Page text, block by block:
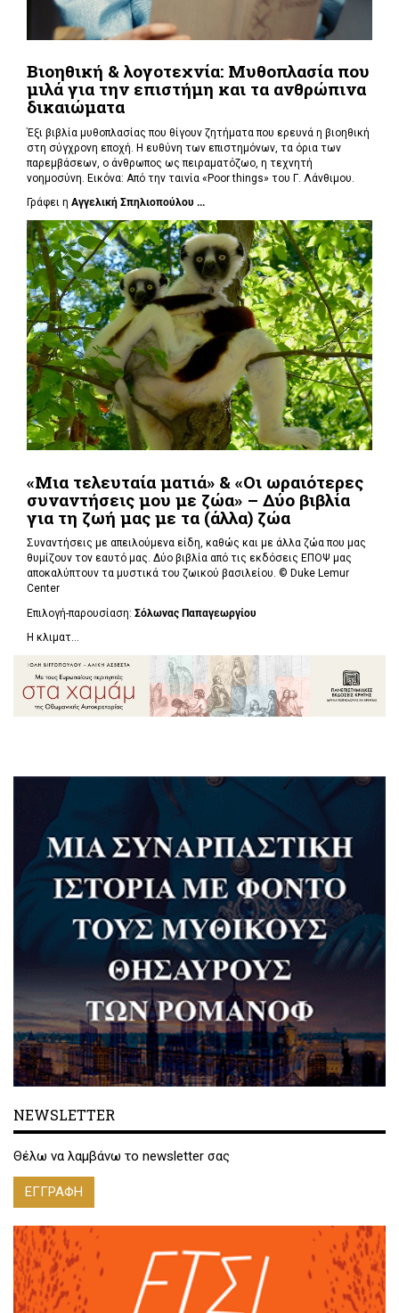
Βιοηθική & λογοτεχνία: Μυθοπλασία που
μιλά για την επιστήμη και τα ανθρώπινα
δικαιώματα
Έξι βιβλία μυθοπλασίας που θίγουν ζητήματα που ερευνά η βιοηθική
στη σύγχρονη εποχή. Η ευθύνη των επιστημόνων, τα όρια των
παρεμβάσεων, ο άνθρωπος ως πειραματόζωο, η τεχνητή
νοημοσύνη. Εικόνα: Από την ταινία «Poor things» του Γ. Λάνθιμου.
Γράφει η Αγγελική Σπηλιοπούλου ...
«Μια τελευταία ματιά» & «Οι ωραιότερες
συναντήσεις μου με ζώα» – Δύο βιβλία
για τη ζωή μας με τα (άλλα) ζώα
Συναντήσεις με απειλούμενα είδη, καθώς και με άλλα ζώα που μας
θυμίζουν τον εαυτό μας. Δύο βιβλία από τις εκδόσεις ΕΠΟΨ μας
αποκαλύπτουν τα μυστικά του ζωικού βασιλείου. © Duke Lemur
Center
Επιλογή-παρουσίαση: Σόλωνας Παπαγεωργίου
Η κλιματ...
NEWSLETTER
Θέλω να λαμβάνω το newsletter σας
ΕΓΓΡΑΦΗ